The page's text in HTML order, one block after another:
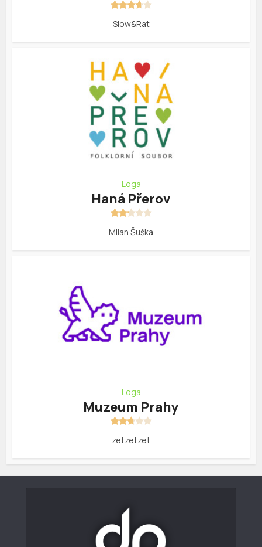
Slow&Rat
Loga
Haná Přerov
Milan Šuška
Loga
Muzeum Prahy
zetzetzet